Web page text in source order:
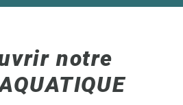
notre